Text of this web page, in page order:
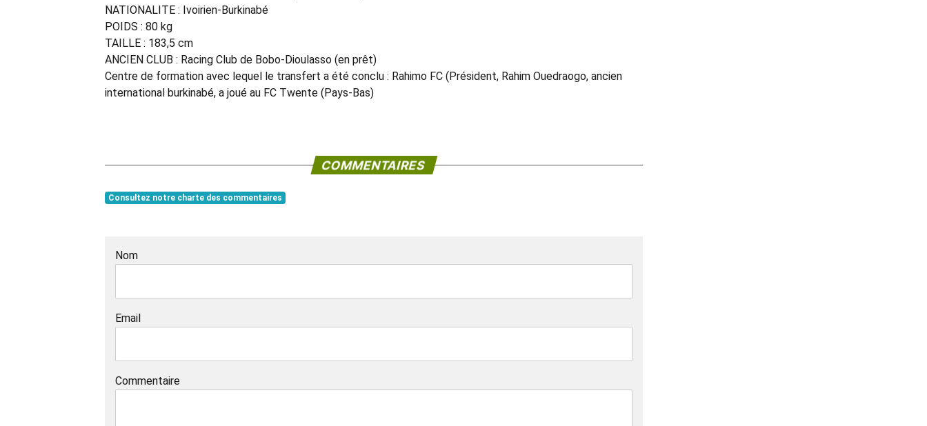
NATIONALITE : Ivoirien-Burkinabé
POIDS : 80 kg
TAILLE : 183,5 cm
ANCIEN CLUB : Racing Club de Bobo-Dioulasso (en prêt)
Centre de formation avec lequel le transfert a été conclu : Rahimo FC (Président, Rahim Ouedraogo, ancien
international burkinabé, a joué au FC Twente (Pays-Bas)
COMMENTAIRES
Consultez notre charte des commentaires
Nom
Email
Commentaire